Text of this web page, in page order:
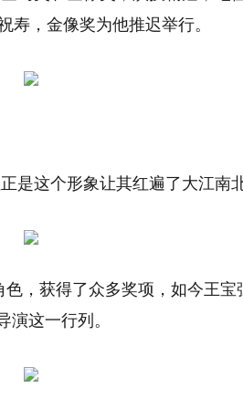
寿，金像奖为他推迟举行。
是这个形象让其红遍了大江南
色，获得了众多奖项，如今王
演这一行列。